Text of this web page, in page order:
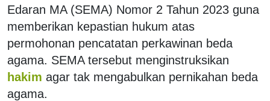
Edaran MA (SEMA) Nomor 2 Tahun 2023 guna
memberikan kepastian hukum atas
permohonan pencatatan perkawinan beda
agama. SEMA tersebut menginstruksikan
hakim agar tak mengabulkan pernikahan beda
agama.